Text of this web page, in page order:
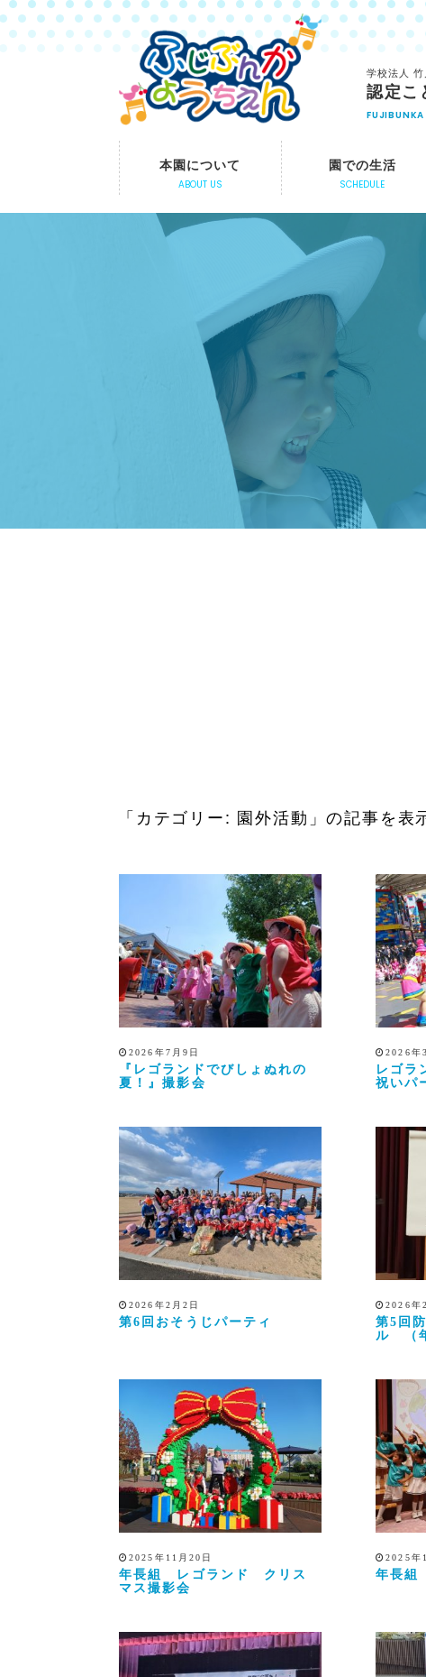
学校法人 竹
認定こ
FUJIBUNKA
本園について
ABOUT US
園での生活
SCHEDULE
「カテゴリー: 園外活動」の記事を表
2026年7月9日
『レゴランドでびしょぬれの
夏！』撮影会
2026年
レゴラ
祝いパ
2026年2月2日
第6回おそうじパーティ
2026年
第5回
ル （
2025年11月20日
年長組 レゴランド クリス
マス撮影会
2025年
年長組